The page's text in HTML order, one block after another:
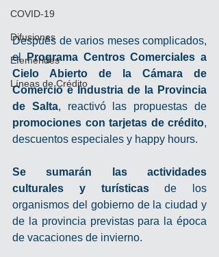
COVID-19
Difusiones
Efemérides
Líneas de Crédito
Después de varios meses complicados,
el Programa Centros Comerciales a
Cielo Abierto de la Cámara de
Comercio e Industria de la Provincia
de Salta
promociones con tarjetas de crédito,
descuentos especiales y happy hours.
Se sumarán las actividades
culturales y turísticas de los
organismos del gobierno de la ciudad y
de la provincia previstas para la época
de vacaciones de invierno.